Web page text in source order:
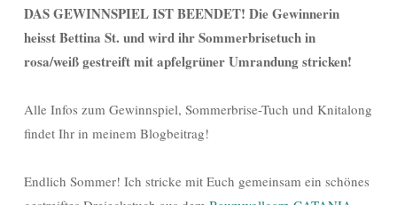
DAS GEWINNSPIEL IST BEENDET! Die Gewinnerin
heisst Bettina St. und wird ihr Sommerbrisetuch in
rosa/weiß gestreift mit apfelgrüner Umrandung stricken!
Alle Infos zum Gewinnspiel, Sommerbrise-Tuch und Knitalong
findet Ihr in meinem Blogbeitrag!
Endlich Sommer! Ich stricke mit Euch gemeinsam ein schönes